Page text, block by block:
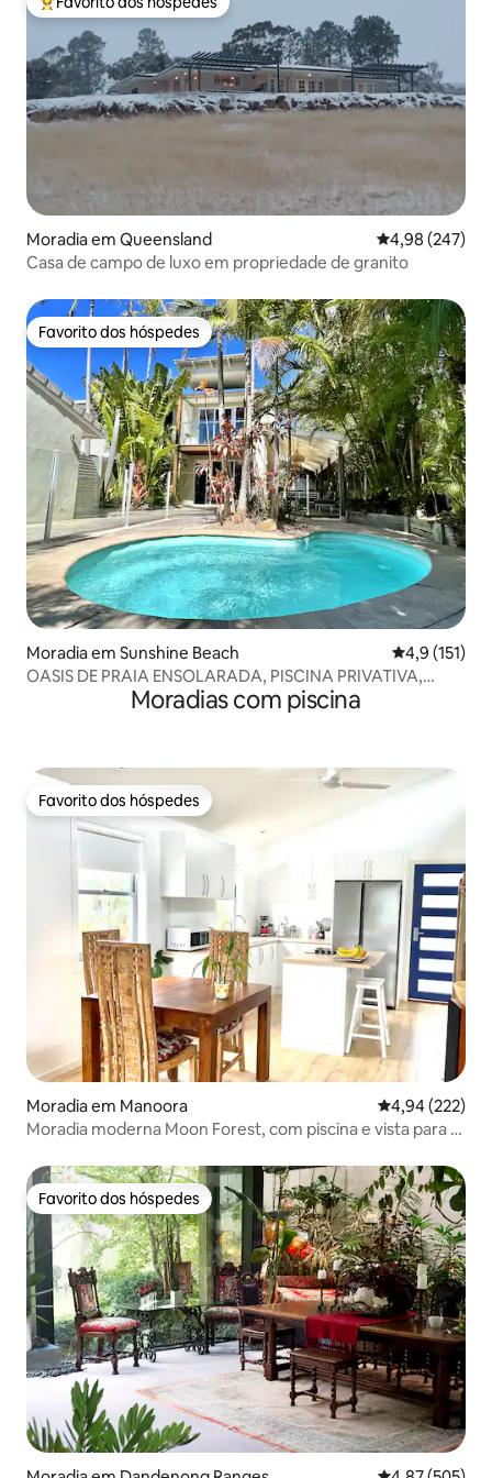
Favoritos dos hóspedes mais apreciados
Moradia em Queensland Classificação
4,98 (247)
Casa de campo de luxo em propriedade de granito
Favorito dos hóspedes
Favorito dos hóspedes
Moradia em Sunshine Beach
4,9 (151)
OASIS DE PRAIA ENSOLARADA, PISCINA PRIVATIVA,
ANIMAIS DE ESTIMAÇÃO ACEITOS
Moradias com piscina
Favorito dos hóspedes
Favorito dos hóspedes
Moradia em Manoora Classificação
4,94 (222)
Moradia moderna Moon Forest, com piscina e vista para a
Favorito dos hóspedes
Favorito dos hóspedes